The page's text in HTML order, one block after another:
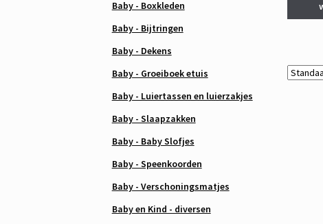
Baby - Boxkleden
Baby - Bijtringen
Baby - Dekens
Baby - Groeiboek etuis
Baby - Luiertassen en luierzakjes
Baby - Slaapzakken
Baby - Baby Slofjes
Baby - Speenkoorden
Baby - Verschoningsmatjes
Baby en Kind - diversen